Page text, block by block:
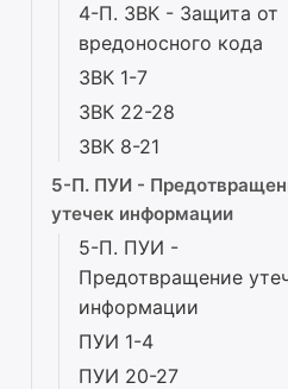
4-П. ЗВК - Защита от
вредоносного кода
ЗВК 1-7
ЗВК 22-28
ЗВК 8-21
5-П. ПУИ -
утечек информации
5-П. ПУИ -
Предотвращение
информации
ПУИ 1-4
ПУИ 20-27